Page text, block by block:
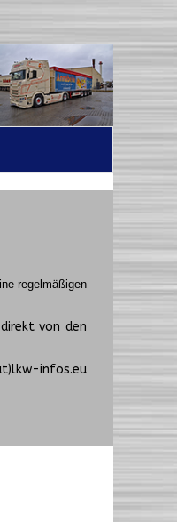
regelmäßigen
von den
infos.eu